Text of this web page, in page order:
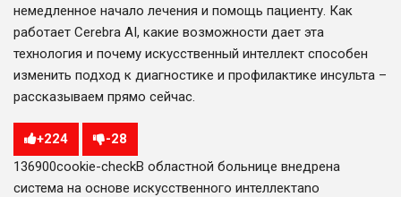
немедленное начало лечения и помощь пациенту. Как
работает Cerebra AI, какие возможности дает эта
технология и почему искусственный интеллект способен
изменить подход к диагностике и профилактике инсульта –
рассказываем прямо сейчас.
+224 -28
136900cookie-checkВ областной больнице внедрена
система на основе искусственного интеллектаno